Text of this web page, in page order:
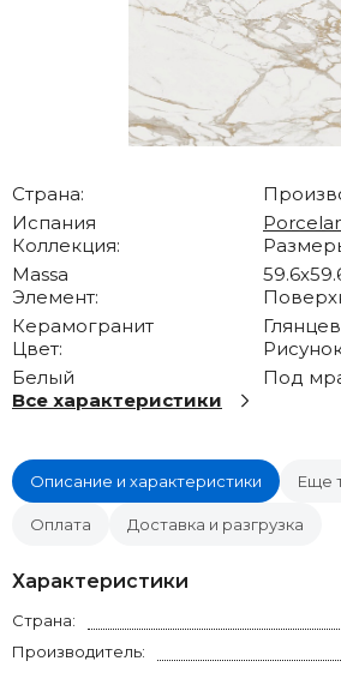
Страна:
Испания
Коллекция:
Massa
Элемент:
Керамогранит
Цвет:
Белый
Под
Все характеристики
Описание и характеристики Еще
Оплата Доставка и разгрузка
Характеристики
Страна:
Производитель: